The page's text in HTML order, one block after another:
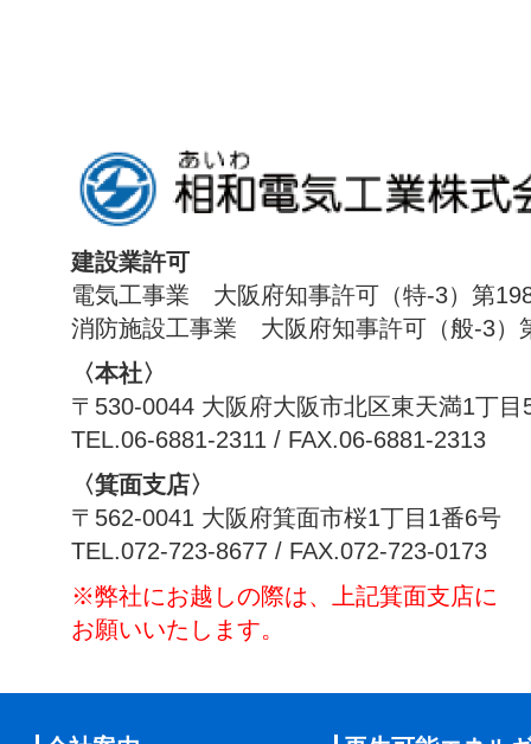
建設業許可
電気工事業 大阪府知事許可（特-3）第
消防施設工事業 大阪府知事許可（般-3）
〈本社〉
〒530-0044 大阪府大阪市北区東天満1丁目
TEL.06-6881-2311 / FAX.06-6881-2313
〈箕面支店〉
〒562-0041 大阪府箕面市桜1丁目1番6号
TEL.072-723-8677 / FAX.072-723-0173
※弊社にお越しの際は、上記箕面支店に
お願いいたします。